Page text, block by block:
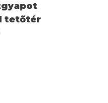
tetőtér